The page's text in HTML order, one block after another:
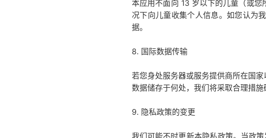
本应用不面向 13 岁以下的儿童（或
况下向儿童收集个人信息。如您认为
据。
8. 国际数据传输
若您身处服务器或服务提供商所在国
数据储存于何处，我们将采取合理措
9. 隐私政策的变更
我们可能不时更新本隐私政策。当政